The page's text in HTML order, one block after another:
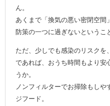
ん。
あくまで「換気の悪い密閉空
防策の一つに過ぎないというこ
ただ、少しでも感染のリスク
であれば、おうち時間もより安
うか。
ノンフィルターでお掃除もし
ジフード。